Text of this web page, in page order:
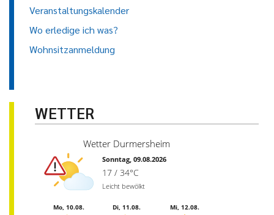
Veranstaltungskalender
Wo erledige ich was?
Wohnsitzanmeldung
WETTER
Wetter Durmersheim
Sonntag, 09.08.2026
17 / 34°C
Leicht bewölkt
Mo, 10.08. Di, 11.08. Mi, 12.08.